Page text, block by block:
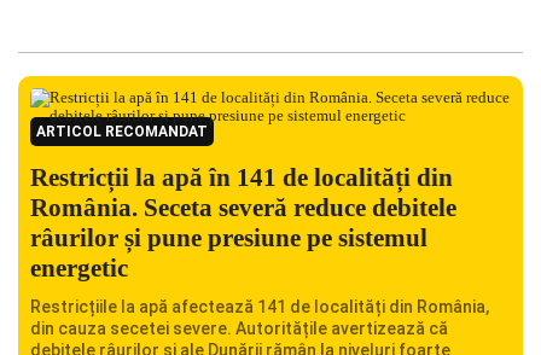
ARTICOL RECOMANDAT
Restricții la apă în 141 de localități din
România. Seceta severă reduce debitele
râurilor și pune presiune pe sistemul
energetic
Restricțiile la apă afectează 141 de localități din România,
din cauza secetei severe. Autoritățile avertizează că
debitele râurilor și ale Dunării rămân la niveluri foarte